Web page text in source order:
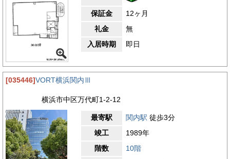
保証金
12ヶ月
礼金
無
入居時期
即日
[035446]VORT横浜関内Ⅲ
横浜市中区万代町1-2-12
最寄駅 関内駅 徒歩3分
竣工
1989年
階数
10階